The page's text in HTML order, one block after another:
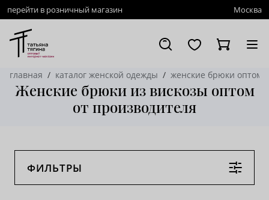
перейти в розничный магазин Москва
главная каталог женской одежды женские брюки оптом
Женские брюки из вискозы оптом
от производителя
ФИЛЬТРЫ